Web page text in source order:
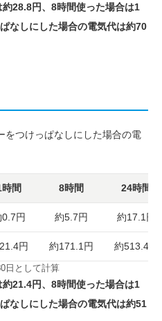
28.8円、8時間使った場合は1
なしにした場合の電気代は約70
をつけっぱなしにした場合の電
時間 8時間 24時間
0.7円 約5.7円 約17.1円
円 約171.1円 約513.4円
日として計算
21.4円、8時間使った場合は1
なしにした場合の電気代は約51